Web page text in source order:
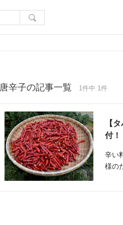
唐辛子の記事一覧 1件中 1件
【
付！
辛い
様の
がら